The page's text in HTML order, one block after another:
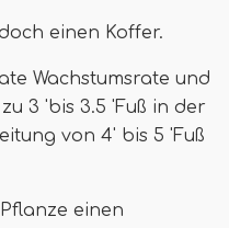
einen Koffer.
Wachstumsrate und
3 'bis 3.5 'Fuß in der
von 4' bis 5 'Fuß
einen